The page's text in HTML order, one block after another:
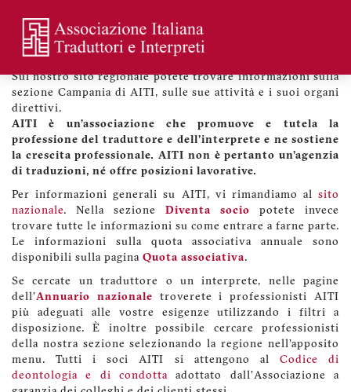
main
content
profilo
utente
Benvenuti sul sito di AITI Campania
Sul nostro sito regionale potete trovare informazioni sulla
sezione Campania di AITI, sulle sue attività e i suoi organi
direttivi.
AITI è un’associazione che promuove e tutela la
professione del traduttore e dell'interprete e ne sostiene
la crescita professionale. AITI non è pertanto un'agenzia
di traduzioni, né offre posizioni lavorative.
Per informazioni generali su AITI, vi rimandiamo al sito
nazionale. Nella sezione Diventa socio potete invece
trovare tutte le informazioni su come entrare a farne parte.
Le informazioni sulla quota associativa annuale sono
disponibili sulla pagina Quota associativa.
Se cercate un traduttore o un interprete, nelle pagine
dell'Annuario nazionale troverete i professionisti AITI
più adeguati alle vostre esigenze utilizzando i filtri a
disposizione. È inoltre possibile cercare professionisti
della nostra sezione selezionando la regione nell'apposito
menu. Tutti i soci AITI si attengono al Codice di
deontologia e di condotta adottato dall'Associazione a